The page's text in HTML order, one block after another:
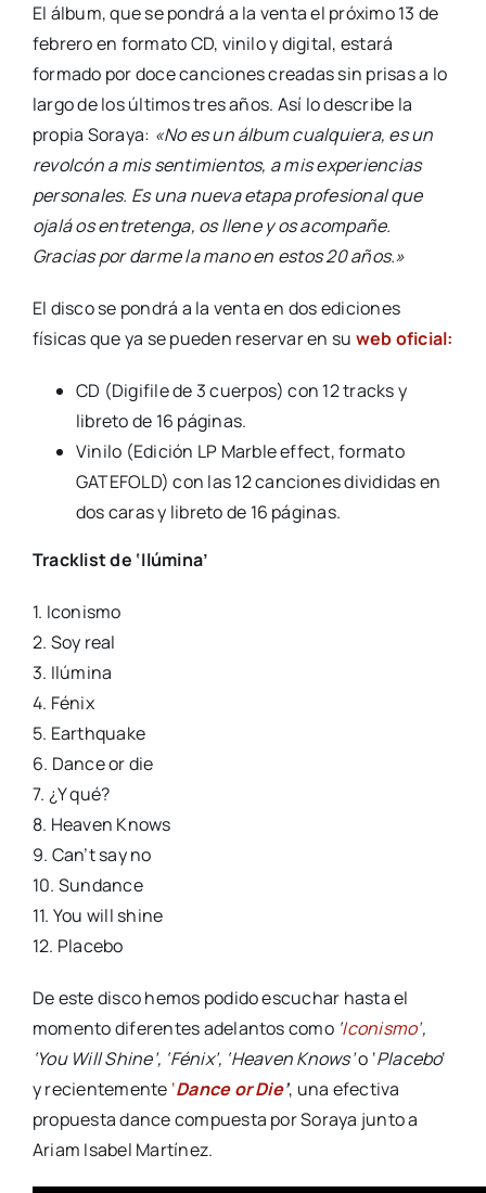
El álbum, que se pondrá a la venta el próximo 13 de
febrero en formato CD, vinilo y digital, estará
formado por doce canciones creadas sin prisas a lo
largo de los últimos tres años. Así lo describe la
propia Soraya: «No es un álbum cualquiera, es un
revolcón a mis sentimientos, a mis experiencias
personales. Es una nueva etapa profesional que
ojalá os entretenga, os llene y os acompañe.
Gracias por darme la mano en estos 20 años.»
El disco se pondrá a la venta en dos ediciones
físicas que ya se pueden reservar en su web oficial:
CD (Digifile de 3 cuerpos) con 12 tracks y
libreto de 16 páginas.
Vinilo (Edición LP Marble effect, formato
GATEFOLD) con las 12 canciones divididas en
dos caras y libreto de 16 páginas.
Tracklist de ‘Ilúmina’
1. Iconismo
2. Soy real
3. Ilúmina
4. Fénix
5. Earthquake
6. Dance or die
7. ¿Y qué?
8. Heaven Knows
9. Can’t say no
10. Sundance
11. You will shine
12. Placebo
De este disco hemos podido escuchar hasta el
momento diferentes adelantos como ‘Iconismo’,
‘You Will Shine’, ‘Fénix’, ‘Heaven Knows’o ‘Placebo‘
y recientemente ‘Dance or Die’, una efectiva
propuesta dance compuesta por Soraya junto a
Ariam Isabel Martínez.